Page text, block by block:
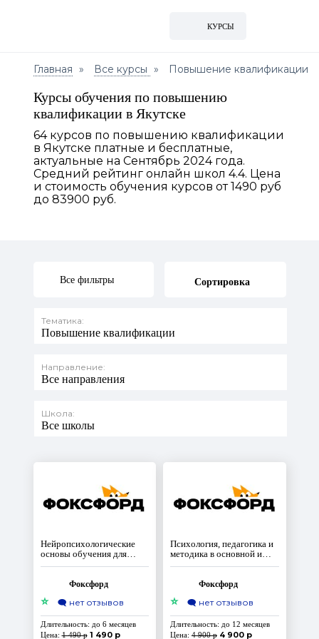
КУРСЫ
Главная Все курсы Повышение квалификации
Курсы обучения по повышению
квалификации в Якутске
64 курсов по повышению квалификации
в Якутске платные и бесплатные,
актуальные на Сентябрь 2024 года.
Средний рейтинг онлайн школ 4.4. Цена
и стоимость обучения курсов от 1490 руб
до 83900 руб.
Все фильтры Сортировка
Тематика:
Повышение квалификации
Направление:
Все направления
Школа:
Все школы
Нейропсихологические
основы обучения для
педагогов и психологов
Фоксфорд
⭐ 🗨️ нет отзывов
Длительность: до 6 месяцев
Цена:1 490 р 1 490 р
Психология, педагогика и
методика в основной и
старшей школе по
Фоксфорд
⭐ 🗨️ нет отзывов
Длительность: до 12 месяцев
Цена: 4 900 р 4 900 р